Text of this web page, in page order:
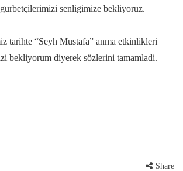
senligimize bekliyoruz.
tarihte “Seyh Mustafa” anma etkinlikleri
bekliyorum diyerek sözlerini tamamladi.
Share